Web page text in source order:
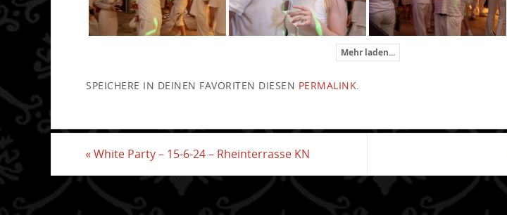
Mehr laden...
SPEICHERE IN DEINEN FAVORITEN DIESEN PERMALINK
«White Party – 15-6-24 – Rheinterrasse KN